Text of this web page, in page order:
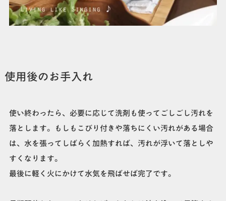
使用後のお手入れ
使い終わったら、必要に応じて洗剤も使ってごしごし汚れを
落とします。もしもこびり付きや落ちにくい汚れがある場合
は、水を張ってしばらく加熱すれば、汚れが浮いて落としや
すくなります。
最後に軽く火にかけて水気を飛ばせば完了です。